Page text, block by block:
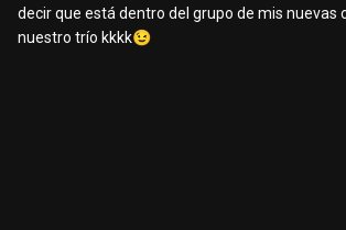
decir que está dentro del grupo de mis nuevas
nuestro trío kkkk😉